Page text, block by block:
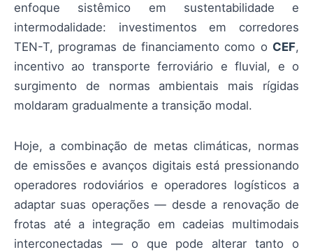
enfoque sistêmico em sustentabilidade e
intermodalidade: investimentos em corredores
TEN-T, programas de financiamento como o CEF,
incentivo ao transporte ferroviário e fluvial, e o
surgimento de normas ambientais mais rígidas
moldaram gradualmente a transição modal.
Hoje, a combinação de metas climáticas, normas
de emissões e avanços digitais está pressionando
operadores rodoviários e operadores logísticos a
adaptar suas operações — desde a renovação de
frotas até a integração em cadeias multimodais
interconectadas — o que pode alterar tanto o